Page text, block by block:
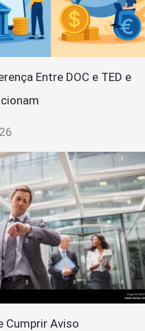
Entre DOC e TED e
Cumprir Aviso